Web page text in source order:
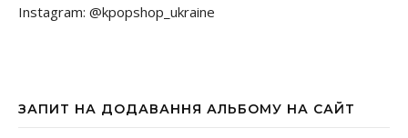
Instagram: @kpopshop_ukraine
ЗАПИТ НА ДОДАВАННЯ АЛЬБОМУ НА САЙТ